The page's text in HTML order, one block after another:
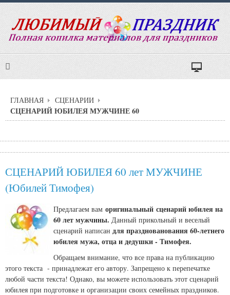
ГЛАВНАЯ СЦЕНАРИИ
СЦЕНАРИЙ ЮБИЛЕЯ МУЖЧИНЕ 60
СЦЕНАРИЙ ЮБИЛЕЯ 60 лет МУЖЧИНЕ
(Юбилей Тимофея)
Предлагаем вам оригинальный сценарий юбилея на
60 лет мужчины. Данный прикольный и веселый
сценарий написан для празднованования 60-летнего
юбилея мужа, отца и дедушки - Тимофея.
Обращаем внимание, что все права на публикацию
этого текста - принадлежат его автору. Запрещено к перепечатке
любой части текста! Однако, вы можете использовать этот сценарий
юбилея при подготовке и организации своих семейных праздников.